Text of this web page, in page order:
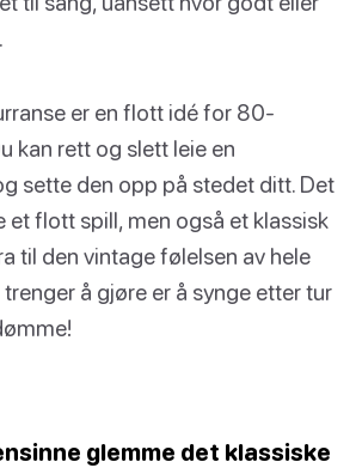
er en flott idé for 80-
kan rett og slett leie en
sette den opp på stedet ditt. Det
et flott spill, men også et klassisk
til den vintage følelsen av hele
å gjøre er å synge etter tur
glemme det klassiske